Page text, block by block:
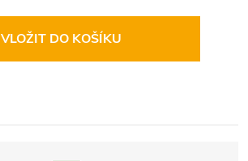
VLOŽIT DO KOŠÍKU